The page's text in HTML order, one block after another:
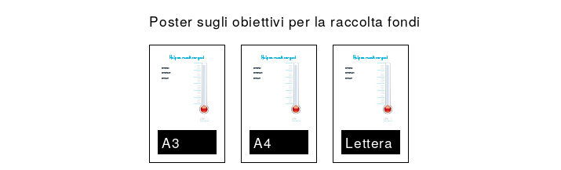
Poster sugli obiettivi per la raccolta fondi
A3 A4 Lettera